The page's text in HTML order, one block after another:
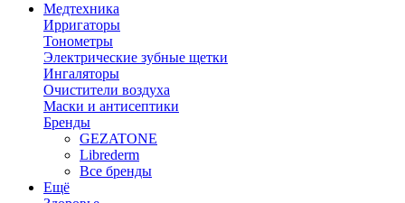
Медтехника
Ирригаторы
Тонометры
Электрические зубные щетки
Ингаляторы
Очистители воздуха
Маски и антисептики
Бренды
GEZATONE
Librederm
Все бренды
Ещё